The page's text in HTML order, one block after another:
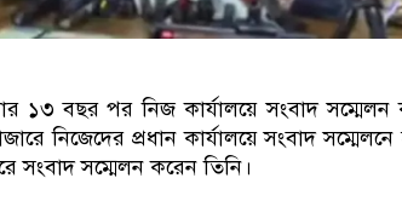
১৩ বছর পর নিজ কার্যালয়ে সংবাদ সম্মেলন
নিজেদের প্রধান কার্যালয়ে সংবাদ সম্মেলনে
সম্মেলন করেন তিনি।